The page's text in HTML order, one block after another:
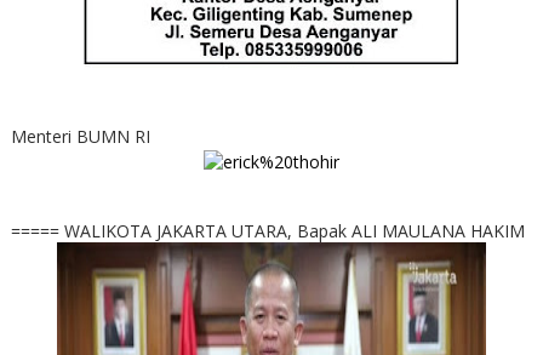
Menteri BUMN RI
===== WALIKOTA JAKARTA UTARA, Bapak ALI MAULANA HAKIM